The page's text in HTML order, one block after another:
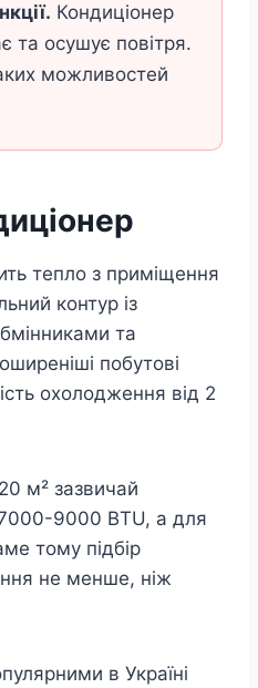
Кондиціонер
та осушує повітря.
можливостей
тепло з приміщення
контур із
та
побутові
охолодження від 2
м² зазвичай
9000 BTU, а для
тому підбір
не менше, ніж
в Україні